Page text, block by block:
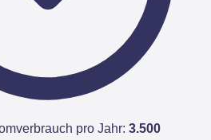
pro Jahr: 3.500